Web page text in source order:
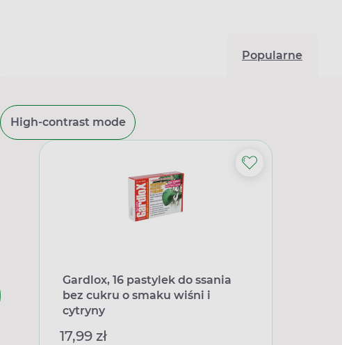
Popularne
High-contrast mode
Gardlox, 16 pastylek do ssania
bez cukru o smaku wiśni i
cytryny
17,99 zł